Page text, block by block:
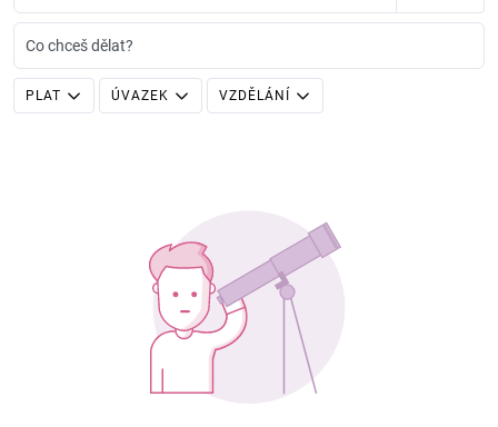
Co chceš dělat?
PLAT ÚVAZEK VZDĚLÁNÍ